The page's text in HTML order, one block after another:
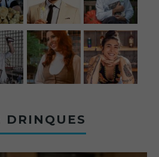
DRINQUES